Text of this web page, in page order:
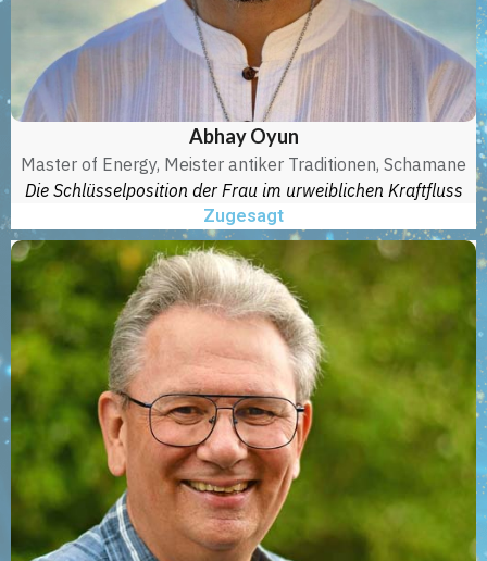
Abhay Oyun
Master of Energy, Meister antiker Traditionen, Schamane
Die Schlüsselposition der Frau im urweiblichen Kraftfluss
Zugesagt